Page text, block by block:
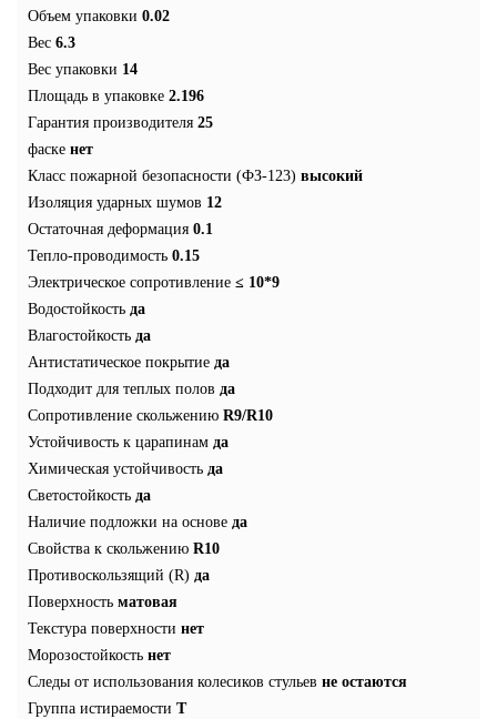
Объем упаковки 0.02
Вес 6.3
Вес упаковки 14
Площадь в упаковке 2.196
Гарантия производителя 25
фаске нет
Класс пожарной безопасности (ФЗ-123) высокий
Изоляция ударных шумов 12
Остаточная деформация 0.1
Тепло-проводимость 0.15
Электрическое сопротивление ≤ 10*9
Водостойкость да
Влагостойкость да
Антистатическое покрытие да
Подходит для теплых полов да
Сопротивление скольжению R9/R10
Устойчивость к царапинам да
Химическая устойчивость да
Светостойкость да
Наличие подложки на основе да
Свойства к скольжению R10
Противоскользящий (R) да
Поверхность матовая
Текстура поверхности нет
Морозостойкость нет
Следы от использования колесиков стульев не остаются
Группа истираемости Т